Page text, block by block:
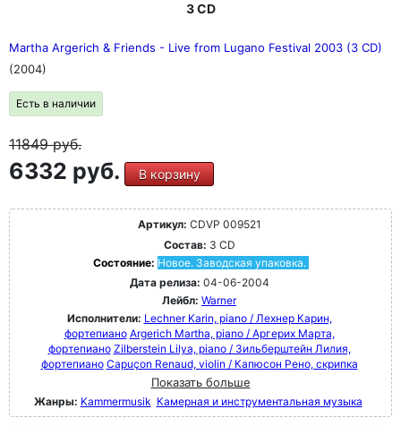
3 CD
Martha Argerich & Friends - Live from Lugano Festival 2003 (3 CD)
(2004)
Есть в наличии
11849руб.
6332 руб. В корзину
Артикул: CDVP 009521
Состав: 3 CD
Состояние: Новое. Заводская упаковка.
Дата релиза: 04-06-2004
Лейбл: Warner
Исполнители: Lechner Karin, piano / Лехнер Карин,
фортепиано Argerich Martha, piano / Аргерих Марта,
фортепиано Zilberstein Lilya, piano / Зильберштейн Лилия,
фортепиано Capuçon Renaud, violin / Капюсон Рено, скрипка
Показать больше
Жанры: Kammermusik Камерная и инструментальная музыка